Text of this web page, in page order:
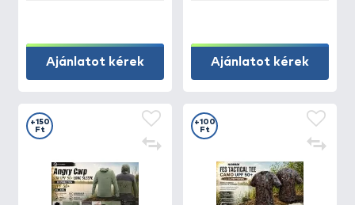
Ajánlatot kérek Ajánlatot kérek
+150
Ft
+100
Ft